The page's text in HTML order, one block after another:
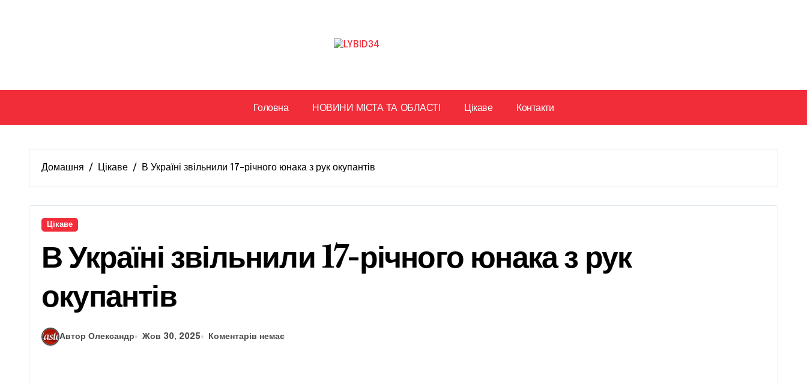
Головна НОВИНИ МІСТА ТА ОБЛАСТІ Цікаве Контакти
Домашня Цікаве В Україні звільнили 17-річного юнака з рук окупантів
Цікаве
В Україні звільнили 17-річного юнака з рук
окупантів
Автор Олександр Жов 30, 2025 Коментарів немає